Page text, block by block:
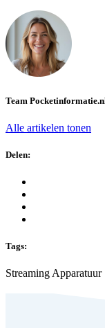
Team
Alle artikelen tonen
Delen:
Tags:
Streaming Apparatuur